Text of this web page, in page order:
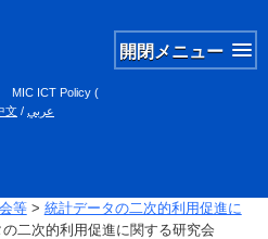
開閉メニュー
MIC ICT Policy (
文 / عربي
等> 統計データの二次的利用促進に
二次的利用促進に関する研究会